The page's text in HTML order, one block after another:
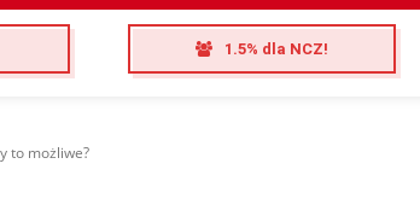
1.5% dla NCZ!
to możliwe?